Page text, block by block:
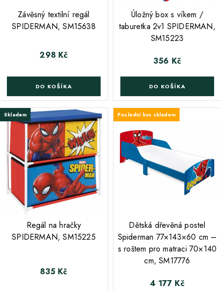
Závěsný textilní regál
SPIDERMAN, SM15638
Cena
298 Kč
DO KOŠÍKA
Úložný box s víkem /
taburetka 2v1 SPIDERMAN,
SM15223
Cena
356 Kč
DO KOŠÍKA
Skladem
Regál na hračky
SPIDERMAN, SM15225
Cena
835 Kč
Poslední kus skladem
Dětská dřevěná postel
Spiderman 77×143×60 cm –
s roštem pro matraci 70×140
cm, SM17776
Cena
4 177 Kč